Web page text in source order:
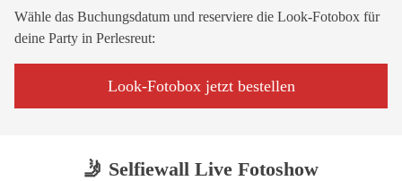
Wähle das Buchungsdatum und reserviere die Look-Fotobox für
deine Party in Perlesreut:
Look-Fotobox jetzt bestellen
🤳 Selfiewall Live Fotoshow